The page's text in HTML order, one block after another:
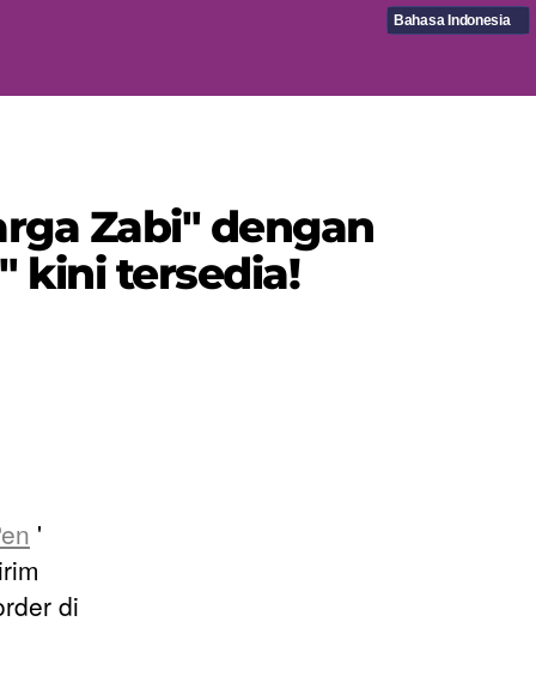
Bahasa Indonesia
Zabi" dengan
kini tersedia!
'
di